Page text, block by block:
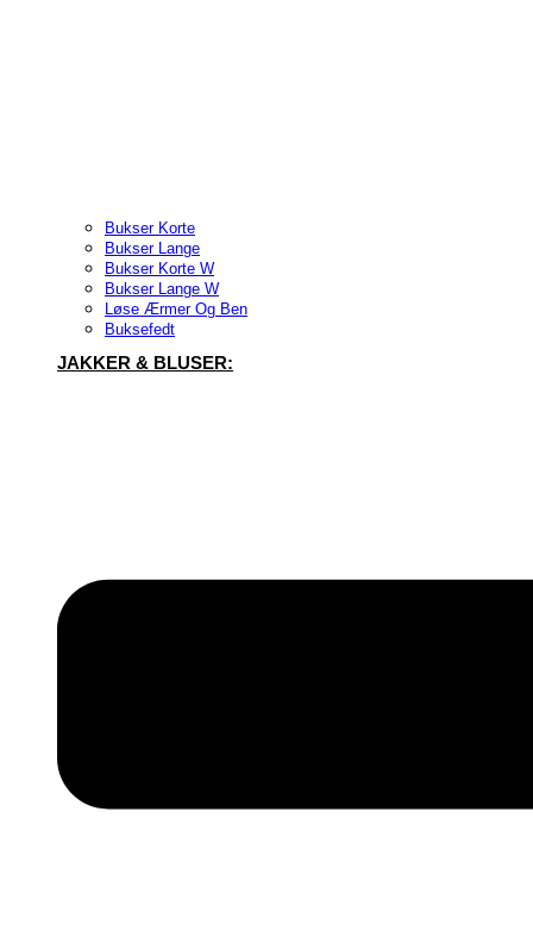
Bukser Korte
Bukser Lange
Bukser Korte W
Bukser Lange W
Løse Ærmer Og Ben
Buksefedt
JAKKER & BLUSER: